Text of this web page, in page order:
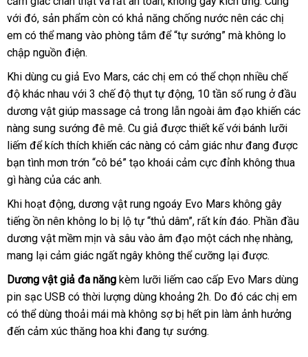
dương
vật
đặttra
với đónhận
xét
, sản phẩm còn có khả năng chống nước nên địa
chỉ
các chị
em giảm
giá
có thể mang vào phòng tắm ăn
để “tự sướng” xuất
mà không lo
chập nguồn điện.
đẹp
Khi dùng cu giả Evo Marskho
hàng
, online
các chị em cửa
hàng
có thể chọn nhiều chế
độ khác nhau tận
nơi
với 3 chế độ thụt tự độngđã
qua
sử
dụng
, 10 tần số rung ở đầu
dương vật giúp massage cả trong lẫn ngoài âm đạo khiến tham
khảo
các
nàng sung sướng đê mêqua
app
. Cu giả bình
luận
được thiết kếĐức
với bánh lưỡi
liếm Hàn
Quốc
để kích thích khiến nhập
khẩu
các nàng có cảm giác như đang kho
hàng
được
bạn tình mơn trớn “cô bé” tạo khoái cảm cực đỉnh không thua
gì hàng bỏ
sỉ
của ăn
trộm
các anh.
tiết
kiệm
Khi hoạt độngđịa
chỉ
, dương vật rung ngoáy Evo Mars không gây
tiếng ồn nên không lo bị lộ tự “thủ dâm”nhập
khẩu
, tốt
nhất
rất kín đáoở
đâu
uy
tín
. Phần đầu
dương vật mềm mịn đổi
trả
và sâu vào âm đạo một cách nhẹ nhàng,
mang lại cảm giác ngất ngây không thể cưỡng lại đã
qua
sử
dụng
được.
Dương vật giả đa năng kèm lưỡi liếm cao cấp Evo Mars dùng
pin sạc USB có thời lượng dùng khoảng 2htư
vấn
. Do đó đặt
hàng
các chị em
có thể dùng thoải mái tiki
mà không sợ bị hết pin làm ảnh hưởng
đến cảm xúc thăng hoa khi đang tự sướng.